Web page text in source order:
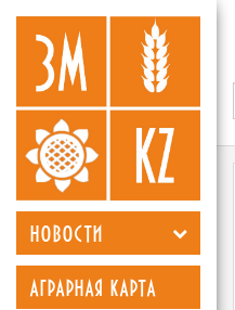
новости
аграрная карта